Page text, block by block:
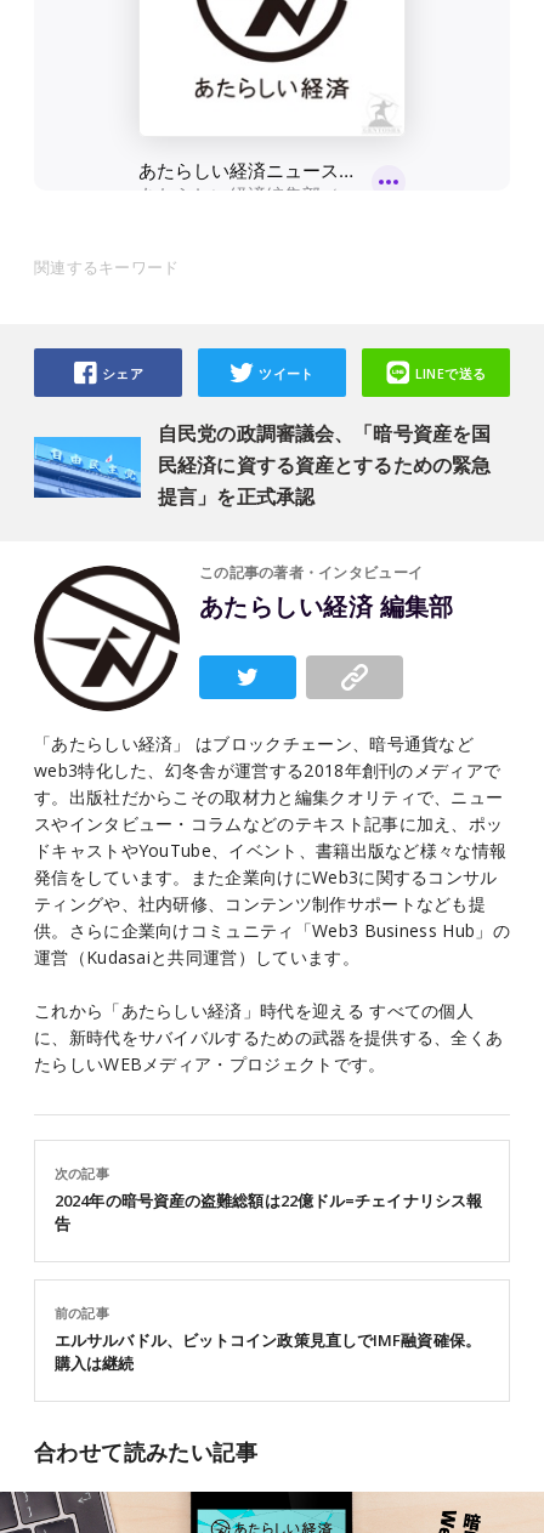
関連するキーワード
自民党の政調審議会、「暗号資産を国
民経済に資する資産とするための緊急
提言」を正式承認
シェア ツイート LINEで送る
この記事の著者・インタビューイ
あたらしい経済 編集部
「あたらしい経済」 はブロックチェーン、暗号通貨など
web3特化した、幻冬舎が運営する2018年創刊のメディアで
す。出版社だからこその取材力と編集クオリティで、ニュー
スやインタビュー・コラムなどのテキスト記事に加え、ポッ
ドキャストやYouTube、イベント、書籍出版など様々な情報
発信をしています。また企業向けにWeb3に関するコンサル
ティングや、社内研修、コンテンツ制作サポートなども提
供。さらに企業向けコミュニティ「Web3 Business Hub」の
運営（Kudasaiと共同運営）しています。
これから「あたらしい経済」時代を迎える すべての個人
に、新時代をサバイバルするための武器を提供する、全くあ
たらしいWEBメディア・プロジェクトです。
前の記事
エルサルバドル、ビットコイン政策見直しでIMF融資確保。
購入は継続
次の記事
2024年の暗号資産の盗難総額は22億ドル=チェイナリシス報
告
合わせて読みたい記事